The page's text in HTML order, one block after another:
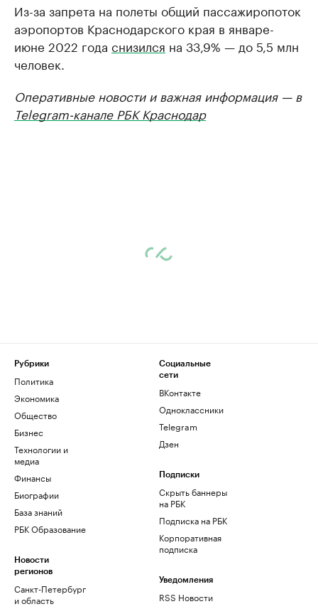
Из-за запрета на полеты общий пассажиропоток
аэропортов Краснодарского края в январе-
июне 2022 года снизился на 33,9% — до 5,5 млн
человек.
Оперативные новости и важная информация — в
Telegram-канале РБК Краснодар
Рубрики
Политика
Экономика
Общество
Бизнес
Технологии и
медиа
Финансы
Биографии
База знаний
РБК Образование
Новости
регионов
Санкт-Петербург
и область
Социальные
сети
ВКонтакте
Одноклассники
Telegram
Дзен
Подписки
Скрыть баннеры
на РБК
Подписка на РБК
Корпоративная
подписка
Уведомления
RSS Новости